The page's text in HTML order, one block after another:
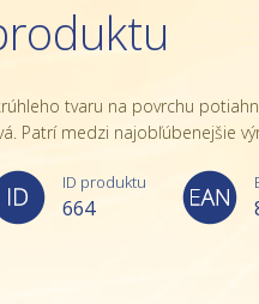
tvaru na povrchu
Patrí medzi najobľúbenejšie
ID produktu
664